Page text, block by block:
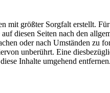
mit größter Sorgfalt erstellt.
diesen Seiten nach den
oder nach Umständen zu
unberührt. Eine
Inhalte umgehend entfernen.